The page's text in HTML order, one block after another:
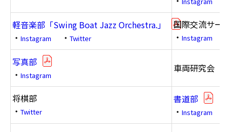
軽音楽部「Swing Boat Jazz Orchestra.」
・ Instagram ・ Twitter
国際交流サー
・ Instagram
写真部
・ Instagram
車両研究会
将棋部
・ Twitter
書道部
・ Instagram